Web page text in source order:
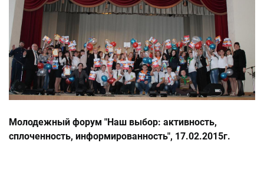
Молодежный форум "Наш выбор: активность,
сплоченность, информированность", 17.02.2015г.